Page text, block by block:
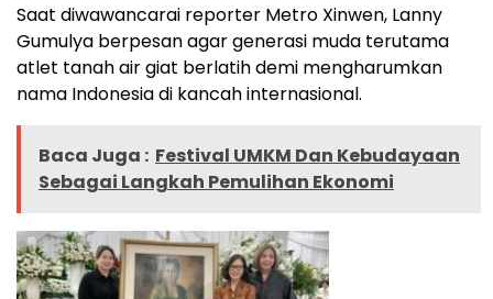
Saat diwawancarai reporter Metro Xinwen, Lanny
Gumulya berpesan agar generasi muda terutama
atlet tanah air giat berlatih demi mengharumkan
nama Indonesia di kancah internasional.
Baca Juga : Festival UMKM Dan Kebudayaan
Sebagai Langkah Pemulihan Ekonomi